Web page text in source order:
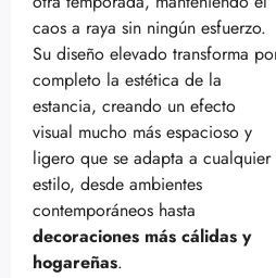
caos a raya sin ningún esfuerzo.
Su diseño elevado transforma
completo la estética de la
estancia, creando un efecto
visual mucho más espacioso y
ligero que se adapta a cualquier
estilo, desde ambientes
contemporáneos hasta
decoraciones más cálidas y
hogareñas.